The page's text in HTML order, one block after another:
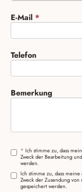
E-Mail *
Telefon
Bemerkung
* Ich stimme zu, dass
Zweck der Bearbeitung
werden.
Ich stimme zu, dass
Zweck der Zusendung
gespeichert werden.